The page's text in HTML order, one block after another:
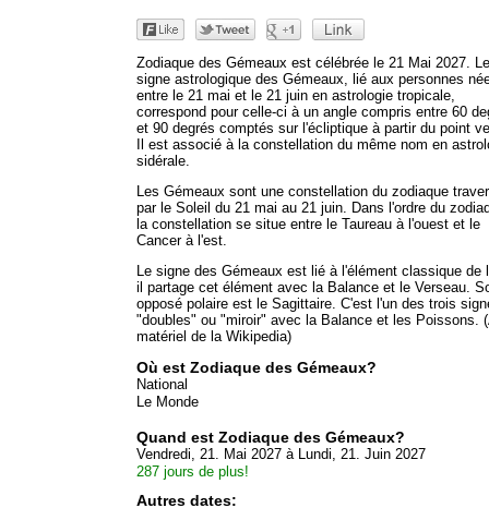
Zodiaque des Gémeaux est célébrée le 21 Mai 2027. Le
signe astrologique des Gémeaux, lié aux personnes
entre le 21 mai et le 21 juin en astrologie tropicale,
correspond pour celle-ci à un angle compris entre 60
et 90 degrés comptés sur l'écliptique à partir du point
Il est associé à la constellation du même nom en
sidérale.
Les Gémeaux sont une constellation du zodiaque
par le Soleil du 21 mai au 21 juin. Dans l'ordre du
la constellation se situe entre le Taureau à l'ouest et le
Cancer à l'est.
Le signe des Gémeaux est lié à l'élément classique de
il partage cet élément avec la Balance et le Verseau.
opposé polaire est le Sagittaire. C'est l'un des trois
"doubles" ou "miroir" avec la Balance et les Poissons.
matériel de la Wikipedia)
Où est Zodiaque des Gémeaux?
National
Le Monde
Quand est Zodiaque des Gémeaux?
Vendredi, 21. Mai 2027 à Lundi, 21. Juin 2027
287 jours de plus!
Autres dates: